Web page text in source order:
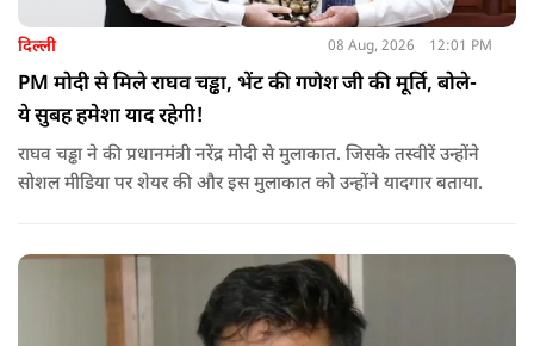
दिल्ली 08 Aug, 2026 12:01 PM
PM मोदी से मिले राघव चड्ढा, भेंट की गणेश जी की मूर्ति, बोले-
ये सुबह हमेशा याद रहेगी!
राघव चड्ढा ने की प्रधानमंत्री नरेंद्र मोदी से मुलाकात. जिसके तस्वीरें उन्होंने
सोशल मीडिया पर शेयर की और इस मुलाकात को उन्होंने यादगार बताया.